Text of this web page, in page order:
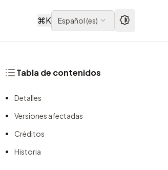
⌘K Español(es)
Tabla de contenidos
Detalles
Versiones afectadas
Créditos
Historia